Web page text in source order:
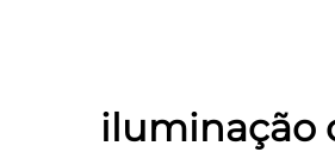
iluminação